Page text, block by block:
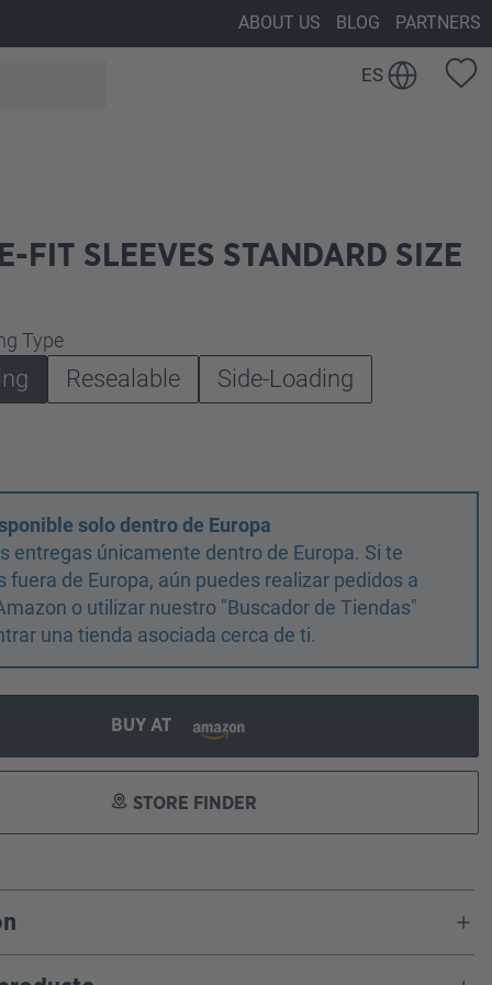
ABOUT US BLOG PARTNERS
ES
FIT SLEEVES STANDARD SIZE
Type
Resealable Side-Loading
solo dentro de Europa
entregas únicamente dentro de Europa. Si te
fuera de Europa, aún puedes realizar pedidos a
o utilizar nuestro "Buscador de Tiendas"
una tienda asociada cerca de ti.
BUY AT
STORE FINDER